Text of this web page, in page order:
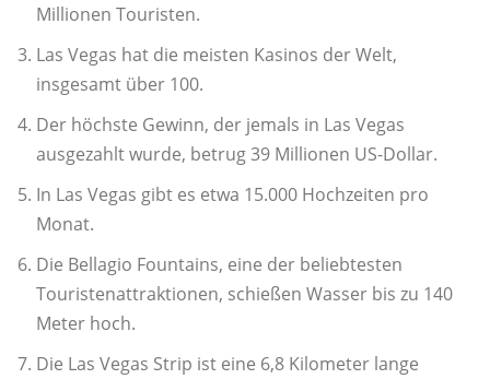
Millionen Touristen.
Las Vegas hat die meisten Kasinos der Welt,
insgesamt über 100.
Der höchste Gewinn, der jemals in Las Vegas
ausgezahlt wurde, betrug 39 Millionen US-Dollar.
In Las Vegas gibt es etwa 15.000 Hochzeiten pro
Monat.
Die Bellagio Fountains, eine der beliebtesten
Touristenattraktionen, schießen Wasser bis zu 140
Meter hoch.
Die Las Vegas Strip ist eine 6,8 Kilometer lange